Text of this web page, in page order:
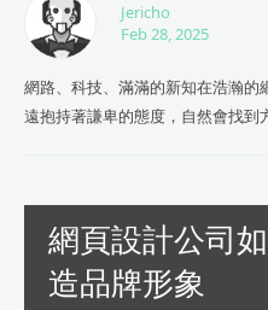
Jericho
Feb 28, 2025
網路、科技、滿滿的新知在浩瀚的
遠抱持著謙卑的態度，自然會找到
網頁設計公司
造品牌形象